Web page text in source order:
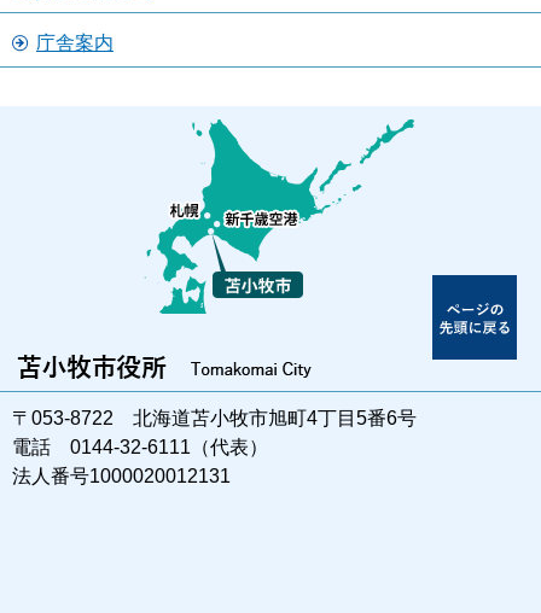
庁舎案内
〒053-8722 北海道苫小牧市旭町4丁目5番6号
電話 0144-32-6111（代表）
法人番号1000020012131